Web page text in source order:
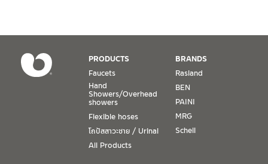
1. A proof of purchase, or seller’s receipt, shall be required
to validate product warranty which will be checked against
the date of purchase. In the absence of such proof of
purchase, no warranty claims can be made.
2. To be eligible for warranty claims, a product must be in
its proper working condition. If defects such as dents,
cracks, or impact breakage are evident, or its overall
PRODUCTS
Faucets
Hand
Showers/Overhead
showers
Flexible hoses
โถปัสสาวะชาย / Urinal
All Products
BRANDS
Rasland
BEN
PAINI
MRG
Schell